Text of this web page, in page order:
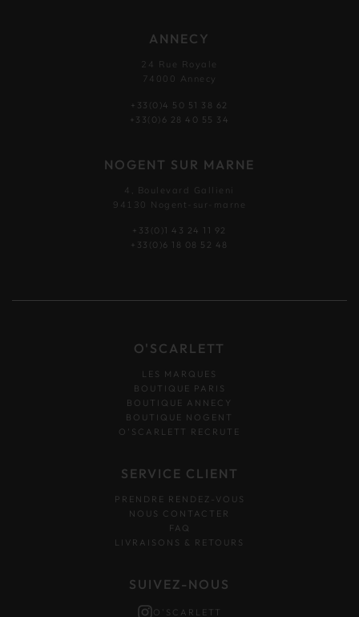
ANNECY
24 Rue Royale
74000 Annecy
+33(0)4 50 51 38 62
+33(0)6 28 40 55 34
NOGENT SUR MARNE
4, Boulevard Gallieni
94130 Nogent-sur-marne
+33(0)1 43 24 11 92
+33(0)6 18 08 52 48
O'SCARLETT
LES MARQUES
BOUTIQUE PARIS
BOUTIQUE ANNECY
BOUTIQUE NOGENT
O’SCARLETT RECRUTE
SERVICE CLIENT
PRENDRE RENDEZ-VOUS
NOUS CONTACTER
FAQ
LIVRAISONS & RETOURS
SUIVEZ-NOUS
O'SCARLETT